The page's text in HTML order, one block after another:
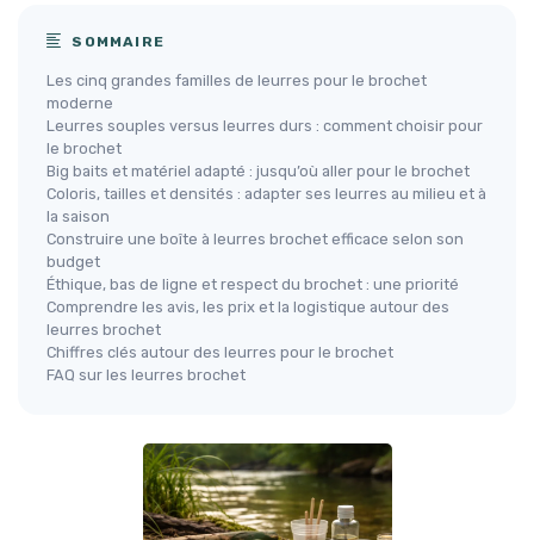
SOMMAIRE
Les cinq grandes familles de leurres pour le brochet
moderne
Leurres souples versus leurres durs : comment choisir pour
le brochet
Big baits et matériel adapté : jusqu’où aller pour le brochet
Coloris, tailles et densités : adapter ses leurres au milieu et à
la saison
Construire une boîte à leurres brochet efficace selon son
budget
Éthique, bas de ligne et respect du brochet : une priorité
Comprendre les avis, les prix et la logistique autour des
leurres brochet
Chiffres clés autour des leurres pour le brochet
FAQ sur les leurres brochet